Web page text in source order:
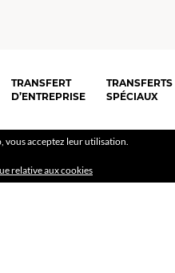
TRANSFERT
D’ENTREPRISE
TRANSFERTS
SPÉCIAUX
vous acceptez leur utilisation.
relative aux cookies